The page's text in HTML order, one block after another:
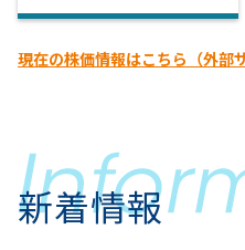
現在の株価情報はこちら（外部
新着情報